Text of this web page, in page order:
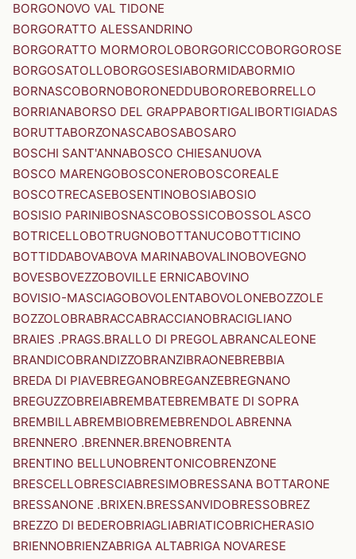
BORGONOVO VAL TIDONE
BORGORATTO ALESSANDRINO
BORGORATTO MORMOROLOBORGORICCOBORGOROSE
BORGOSATOLLOBORGOSESIABORMIDABORMIO
BORNASCOBORNOBORONEDDUBOROREBORRELLO
BORRIANABORSO DEL GRAPPABORTIGALIBORTIGIADAS
BORUTTABORZONASCABOSABOSARO
BOSCHI SANT'ANNABOSCO CHIESANUOVA
BOSCO MARENGOBOSCONEROBOSCOREALE
BOSCOTRECASEBOSENTINOBOSIABOSIO
BOSISIO PARINIBOSNASCOBOSSICOBOSSOLASCO
BOTRICELLOBOTRUGNOBOTTANUCOBOTTICINO
BOTTIDDABOVABOVA MARINABOVALINOBOVEGNO
BOVESBOVEZZOBOVILLE ERNICABOVINO
BOVISIO-MASCIAGOBOVOLENTABOVOLONEBOZZOLE
BOZZOLOBRABRACCABRACCIANOBRACIGLIANO
BRAIES .PRAGS.BRALLO DI PREGOLABRANCALEONE
BRANDICOBRANDIZZOBRANZIBRAONEBREBBIA
BREDA DI PIAVEBREGANOBREGANZEBREGNANO
BREGUZZOBREIABREMBATEBREMBATE DI SOPRA
BREMBILLABREMBIOBREMEBRENDOLABRENNA
BRENNERO .BRENNER.BRENOBRENTA
BRENTINO BELLUNOBRENTONICOBRENZONE
BRESCELLOBRESCIABRESIMOBRESSANA BOTTARONE
BRESSANONE .BRIXEN.BRESSANVIDOBRESSOBREZ
BREZZO DI BEDEROBRIAGLIABRIATICOBRICHERASIO
BRIENNOBRIENZABRIGA ALTABRIGA NOVARESE